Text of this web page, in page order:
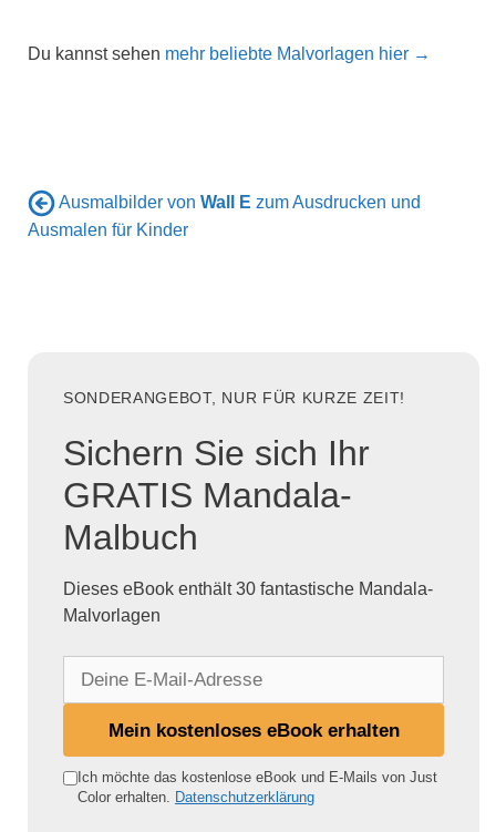
Du kannst sehen mehr beliebte Malvorlagen hier →
Ausmalbilder von Wall E zum Ausdrucken und
Ausmalen für Kinder
SONDERANGEBOT, NUR FÜR KURZE ZEIT!
Sichern Sie sich Ihr
GRATIS Mandala-
Malbuch
Dieses eBook enthält 30 fantastische Mandala-
Malvorlagen
e
Mein kostenloses eBook erhalten
Ich möchte das kostenlose eBook und E-Mails von Just
Color erhalten. Datenschutzerklärung